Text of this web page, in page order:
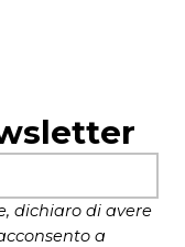
dichiaro di avere
a